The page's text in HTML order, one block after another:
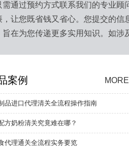
需通过预约方式联系我们的专业
让您既省钱又省心。您提交的
在为您传递更多实用知识。如涉
案例
品进口代理清关全流程操作指南
方奶粉清关究竟难在哪？
代理通关全流程实务要览